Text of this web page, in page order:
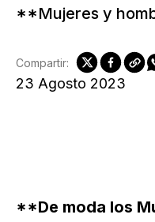
**Mujeres y
23 Agosto 2023
Compartir:
**De moda los